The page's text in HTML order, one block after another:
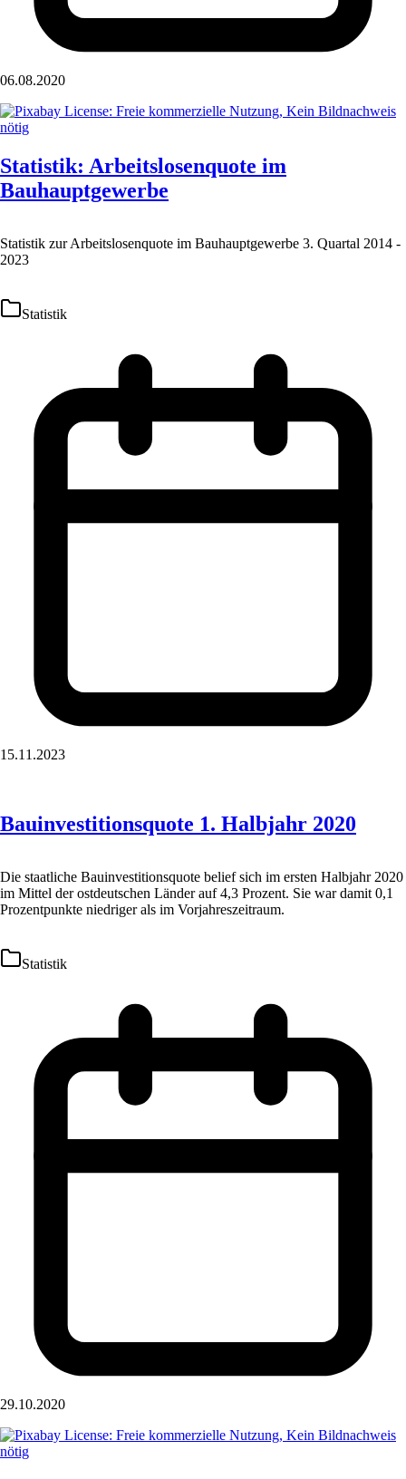
06.08.2020
Statistik: Arbeitslosenquote im
Bauhauptgewerbe
Statistik zur Arbeitslosenquote im Bauhauptgewerbe 3. Quartal 2014 -
2023
Statistik
15.11.2023
Bauinvestitionsquote 1. Halbjahr 2020
Die staatliche Bauinvestitionsquote belief sich im ersten Halbjahr 2020
im Mittel der ostdeutschen Länder auf 4,3 Prozent. Sie war damit 0,1
Prozentpunkte niedriger als im Vorjahreszeitraum.
Statistik
29.10.2020